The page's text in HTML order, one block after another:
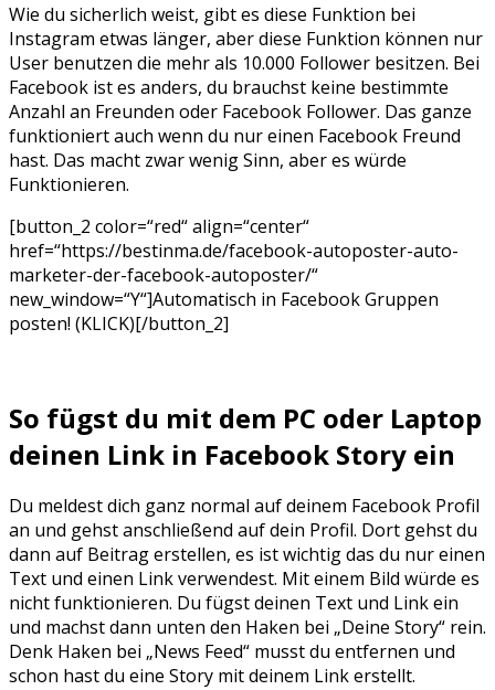
Wie du sicherlich weist, gibt es diese Funktion bei
Instagram etwas länger, aber diese Funktion können nur
User benutzen die mehr als 10.000 Follower besitzen. Bei
Facebook ist es anders, du brauchst keine bestimmte
Anzahl an Freunden oder Facebook Follower. Das ganze
funktioniert auch wenn du nur einen Facebook Freund
hast. Das macht zwar wenig Sinn, aber es würde
Funktionieren.
[button_2 color=“red“ align=“center“
href=“https://bestinma.de/facebook-autoposter-auto-
marketer-der-facebook-autoposter/“
new_window=“Y“]Automatisch in Facebook Gruppen
posten! (KLICK)[/button_2]
So fügst du mit dem PC oder Laptop
deinen Link in Facebook Story ein
Du meldest dich ganz normal auf deinem Facebook Profil
an und gehst anschließend auf dein Profil. Dort gehst du
dann auf Beitrag erstellen, es ist wichtig das du nur einen
Text und einen Link verwendest. Mit einem Bild würde es
nicht funktionieren. Du fügst deinen Text und Link ein
und machst dann unten den Haken bei „Deine Story“ rein.
Denk Haken bei „News Feed“ musst du entfernen und
schon hast du eine Story mit deinem Link erstellt.